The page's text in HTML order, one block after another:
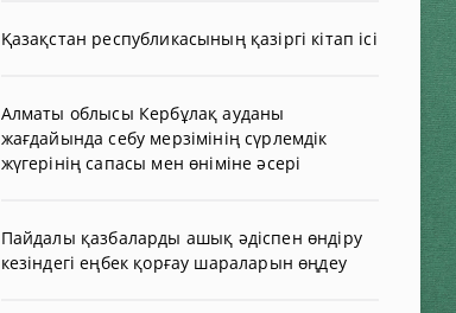
Қазақстан республикасының қазіргі кітап ісі
Алматы облысы Кербұлақ ауданы
жағдайында себу мерзімінің сүрлемдік
жүгерінің сапасы мен өніміне әсері
Пайдалы қазбаларды ашық әдіспен өндіру
кезіндегі еңбек қорғау шараларын өңдеу